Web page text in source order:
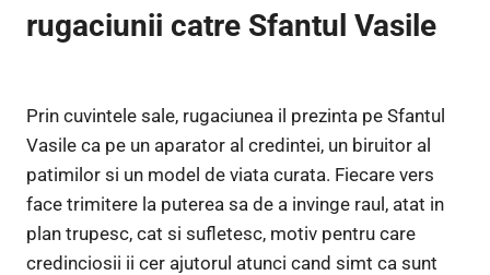
rugaciunii catre Sfantul Vasile
Prin cuvintele sale, rugaciunea il prezinta pe Sfantul
Vasile ca pe un aparator al credintei, un biruitor al
patimilor si un model de viata curata. Fiecare vers
face trimitere la puterea sa de a invinge raul, atat in
plan trupesc, cat si sufletesc, motiv pentru care
credinciosii ii cer ajutorul atunci cand simt ca sunt